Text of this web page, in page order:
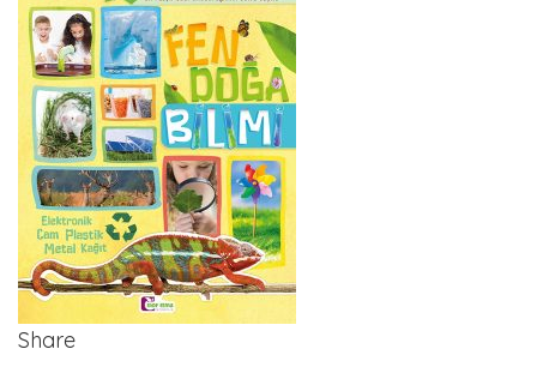
Share